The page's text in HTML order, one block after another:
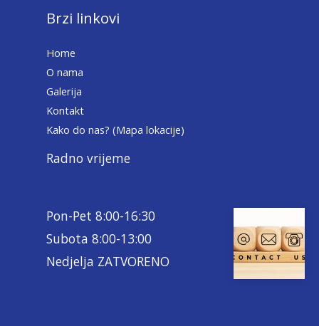
Brzi linkovi
Home
O nama
Galerija
Kontakt
Kako do nas? (Mapa lokacije)
Radno vrijeme
Pon-Pet 8:00-16:30
Subota 8:00-13:00
Nedjelja ZATVORENO